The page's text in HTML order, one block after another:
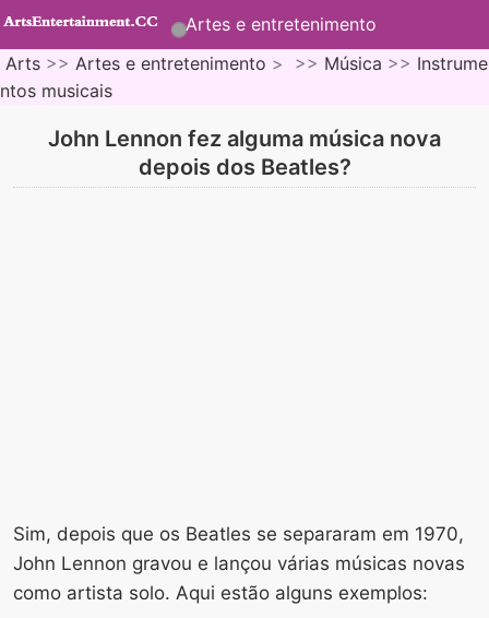
Artes e entretenimento
Arts >> Artes e entretenimento > >> Música >> Instrume
ntos musicais
John Lennon fez alguma música nova
depois dos Beatles?
Sim, depois que os Beatles se separaram em 1970,
John Lennon gravou e lançou várias músicas novas
como artista solo. Aqui estão alguns exemplos: